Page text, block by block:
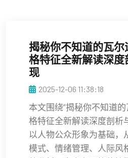
揭秘你不知道的瓦
格特征全新解读深度
现
2025-12-06 11:38:18
本文围绕“揭秘你不知道
格特征全新解读深度剖析
以人物公众形象为基础，
模式、情绪管理、人际风